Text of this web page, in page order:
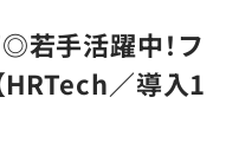
若手活躍中！フ
HRTech／導入1